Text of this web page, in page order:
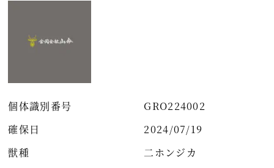
個体識別番号
GRO224002
確保日
2024/07/19
獣種
二ホンジカ